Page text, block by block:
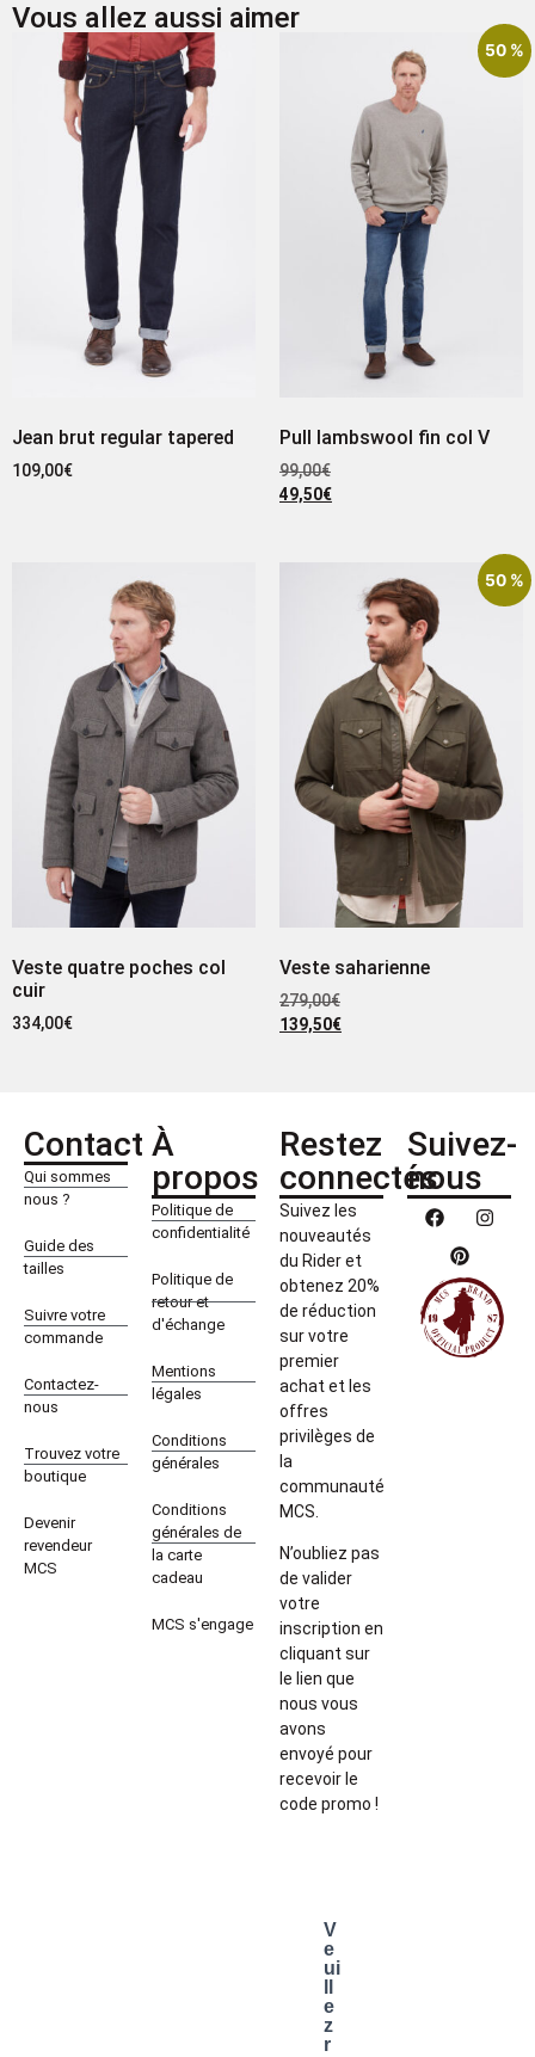
Vous allez aussi aimer
Jean brut regular tapered
109,00€
50 %
Pull lambswool fin col V
99,00€
49,50€
Veste quatre poches col
cuir
334,00€
50 %
Veste saharienne
279,00€
139,50€
Contact
Qui sommes
nous ?
Guide des
tailles
Suivre votre
commande
Contactez-
nous
Trouvez votre
boutique
Devenir
revendeur
MCS
À
propos
Politique de
confidentialité
Politique de
retour et
d'échange
Mentions
légales
Conditions
générales
Conditions
générales de
la carte
cadeau
MCS s'engage
Restez
connectés
Suivez les
nouveautés
du Rider et
obtenez 20%
de réduction
sur votre
premier
achat et les
offres
privilèges de
la
communauté
MCS.
N’oubliez pas
de valider
votre
inscription en
cliquant sur
le lien que
nous vous
avons
envoyé pour
recevoir le
code promo !
V
e
ui
e
z
r
Suivez-
nous